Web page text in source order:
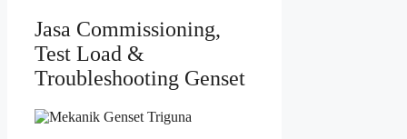
Jasa Commissioning,
Test Load &
Troubleshooting Genset